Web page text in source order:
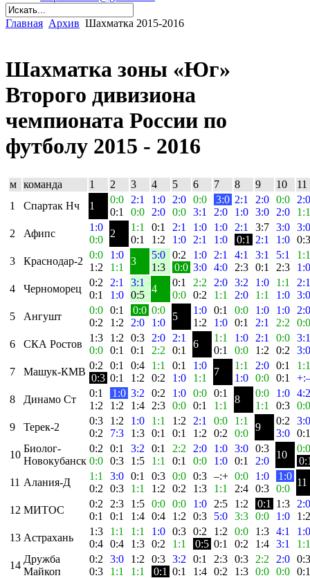
Главная Архив Шахматка 2015-2016
Шахматка зоны «Юг»
Второго дивизиона
чемпионата России по
футболу 2015 - 2016
м команда 1 2 3 4 5 6 7 8 9 10
11
1
Спартак Нч 1
0:0
0:1
2:1
0:0
1:0
2:0
2:0
0:0
0:0
3:1
3:0
2:0
2:1
1:0
2:0
3:0
0:0
2:0
2:0
1:1
2
Афипс
1:0
0:0
2
1:1
0:1
0:1
1:2
2:1
1:0
1:0
2:1
1:0
1:0
2:1
0:1
3:7
2:1
3:0
1:0
3:0
0:3
3
Краснодар-2
0:0
1:2
1:0
1:1
3
5:0
1:3
0:2
0:0
1:0
3:0
2:1
4:0
4:1
2:3
3:1
0:1
5:1
2:3
1:1
1:0
4
Черноморец
0:2
0:1
2:1
1:0
3:1
0:5
4
0:1
0:0
2:2
0:2
2:0
1:1
3:2
2:0
1:0
1:1
1:1
1:0
2:1
3:0
5
Ангушт
0:0
0:2
0:1
1:2
0:0
2:0
0:0
1:0
5
1:0
1:2
0:1
1:0
0:0
0:1
1:0
2:1
1:0
2:2
2:0
0:0
6
СКА Ростов
1:3
0:0
1:2
0:1
0:3
0:1
2:0
2:2
2:1
0:1
6
1:1
0:1
1:0
0:0
2:1
1:2
0:0
0:2
3:1
3:0
7
Машук-КМВ
0:2
0:3
0:1
0:1
0:4
1:2
1:1
0:2
0:1
1:0
1:0
1:1
7
1:1
1:0
2:0
0:0
0:1
0:1
1:1
8
Динамо Ст
0:1
1:2
1:0
1:2
3:2
1:4
0:2
2:3
1:0
0:0
0:0
0:1
0:1
1:1
8
0:0
1:1
1:0
0:3
4:2
0:0
9
Терек-2
0:3
0:2
1:2
7:3
1:0
1:3
1:1
0:1
1:2
0:1
2:1
1:2
0:0
0:2
1:1
0:0
9
0:2
3:0
3:0
0:1
10
Биолог-
Новокубанск
0:2
0:0
0:1
0:3
3:2
1:5
0:1
1:1
2:2
0:1
2:0
0:0
1:0
1:0
3:0
0:1
0:3
2:0
10
0:0
11 Алания-Д
1:1
0:2
3:0
0:3
0:1
1:1
0:3
1:2
0:0
0:2
0:3
1:3
–:+
1:1
0:0
2:4
1:0
0:3
1:0
0:0
11
12 МИТОС
0:2
0:1
2:3
0:1
1:5
1:4
0:0
0:4
0:0
1:2
1:0
0:3
2:5
5:0
1:2
3:3
0:1
0:0
1:3
1:0
2:0
1:2
13 Астрахань
1:3
0:4
1:1
0:4
1:1
1:3
1:0
0:2
0:3
1:1
0:2
0:5
1:2
0:1
0:0
0:2
1:3
1:4
4:1
3:1
1:0
1:1
14
Дружба
Майкоп
0:2
0:3
3:0
1:1
1:2
1:1
0:3
0:1
3:2
0:1
0:1
1:4
2:3
0:2
0:3
1:3
2:2
0:0
2:0
0:0
0:3
0:1